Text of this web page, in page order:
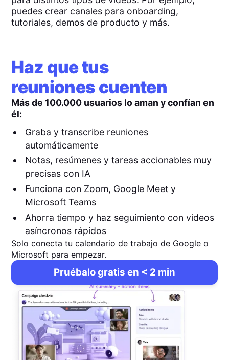
puedes crear canales para onboarding,
tutoriales, demos de producto y más.
Haz que tus
reuniones cuenten
Más de 100.000 usuarios lo aman y confían en
él:
Graba y transcribe reuniones
automáticamente
Notas, resúmenes y tareas accionables muy
precisas con IA
Funciona con Zoom, Google Meet y
Microsoft Teams
Ahorra tiempo y haz seguimiento con vídeos
asíncronos rápidos
Solo conecta tu calendario de trabajo de Google o
Microsoft para empezar.
Pruébalo gratis en < 2 min